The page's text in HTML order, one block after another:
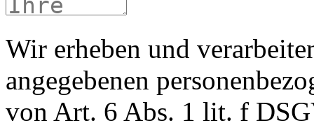
Wir erheben und
angegebenen
von Art. 6 Abs. 1 lit. f